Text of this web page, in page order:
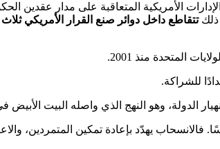
الأمريكية المتعاقبة على مدار عقدين
ذلكتتقاطع داخل دوائر صنع القرار الأمريكي
المتحدة منذ 2001.
للشراكة.
الدولة، وهو النهج الذي واصله البيت
يهدّد بإعادة تمكين المتمردين،